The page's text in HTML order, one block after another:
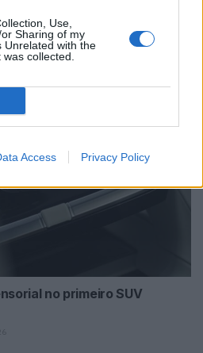
Use,
Sharing of my
Unrelated with the
collected.
Access Privacy Policy
Nissan para China e
no primeiro SUV